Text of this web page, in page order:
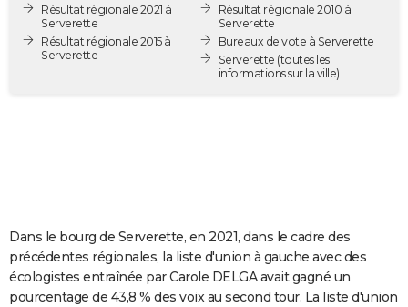
Destinations
City break
Voyage nature
Voyage de noces
Forum
PHOTO
GUIDES D'ACHAT
COPAINS D'AVANT
S'inscrire
Se connecter
Lycées
Collèges
Primaires
Universités
Entreprises
Service militaire
Avis de recherche
AVIS DE DÉCÈS
Résultat régionale 2021 à
Serverette
Résultat régionale 2015 à
Serverette
Résultat régionale 2010 à
Serverette
Bureaux de vote à Serverette
Serverette (toutes les
informations sur la ville)
Dans le bourg de Serverette, en 2021, dans le cadre des
précédentes régionales, la liste d'union à gauche avec des
écologistes entraînée par Carole DELGA avait gagné un
pourcentage de 43,8 % des voix au second tour. La liste d'union